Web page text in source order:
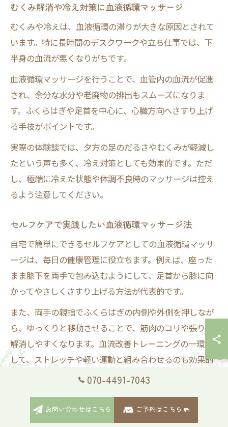
むくみ解消や冷え対策に血液循環マッサージ
むくみや冷えは、血液循環の滞りが大きな原因とされて
います。特に長時間のデスクワークや立ち仕事では、下
半身の血流が悪くなりがちです。
血液循環マッサージを行うことで、血管内の血流が促進
され、余分な水分や老廃物の排出もスムーズになりま
す。ふくらはぎや足首を中心に、心臓方向へさすり上げ
る手技がポイントです。
実際の体験談では、夕方の足のだるさやむくみが軽減し
たという声も多く、冷え対策としても効果的です。ただ
し、極端に冷えた状態や体調不良時のマッサージは控え
るよう注意してください。
セルフケアで実践したい血液循環マッサージ法
自宅で簡単にできるセルフケアとしての血液循環マッサ
ージは、毎日の健康管理に役立ちます。例えば、座った
まま膝下を両手で包み込むようにして、足首から膝に向
かってやさしくさすり上げる方法が代表的です。
また、両手の親指でふくらはぎの内側や外側を押しなが
ら、ゆっくりと移動させることで、筋肉のコリや張りも
解消しやすくなります。血流改善トレーニングの一環と
して、ストレッチや軽い運動と組み合わせるのも効果的
セルフケアの際は、力加減や体調に注意しながら、無理
のない範囲で継続することが大切です。こまめな水分補
070-4491-7043
お問い合わせはこちら ご予約はこちら